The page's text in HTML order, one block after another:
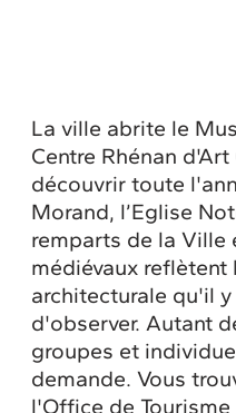
La ville abrite le
Centre Rhénan
découvrir toute
Morand, l’Eglise
remparts de la Ville
médiévaux
architecturale qu'il
d'observer. Autant
groupes et
demande. Vous
l'Office de